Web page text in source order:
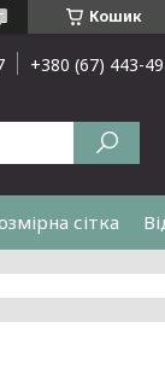
Кошик
+380 (67) 443-
сітка